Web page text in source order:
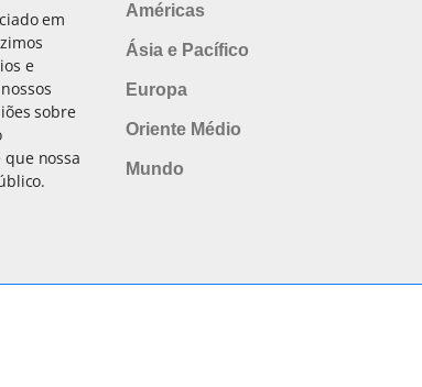
em
e
sobre
nossa
Américas
Ásia e Pacífico
Europa
Oriente Médio
Mundo